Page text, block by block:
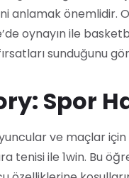
anlamak önemlidir.
oynayın ile
sunduğunu
Spor
ve maçlar
tenisi ile 1win. Bu